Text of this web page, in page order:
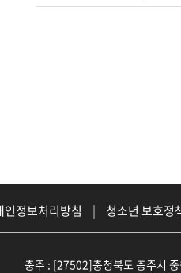
인정보처리방침 |
청소년 보호정
충주 : [27502]충청북도 충주시